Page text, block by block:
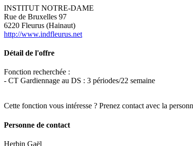
INSTITUT NOTRE-DAME
Rue de Bruxelles 97
6220 Fleurus (Hainaut)
http://www.indfleurus.net
Détail de l'offre
Fonction recherchée :
- CT Gardiennage au DS : 3 périodes/22 semaine
Cette fonction vous intéresse ? Prenez contact avec la
Personne de contact
Herbin Gaël